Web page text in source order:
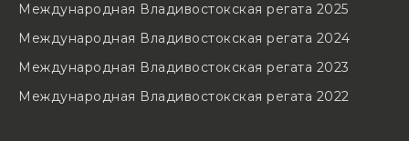
Международная Владивостокская регата 2025
Международная Владивостокская регата 2024
Международная Владивостокская регата 2023
Международная Владивостокская регата 2022